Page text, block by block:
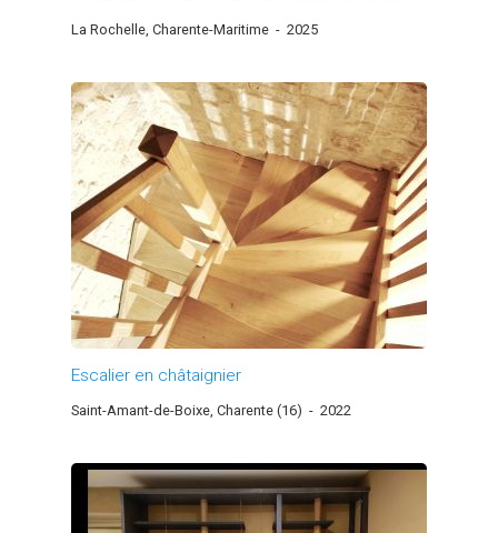
La Rochelle, Charente-Maritime - 2025
Escalier en châtaignier
Saint-Amant-de-Boixe, Charente (16) - 2022